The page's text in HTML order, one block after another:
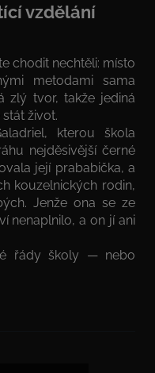
vzdělání
chodit nechtěli: místo
metodami sama
zlý tvor, takže jediná
život.
kterou škola
nejděsivější černé
její prababička, a
kouzelnických rodin,
Jenže ona se ze
nenaplnilo, a on jí ani
řády školy — nebo